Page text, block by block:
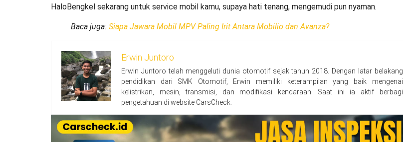
HaloBengkel sekarang untuk service mobil kamu, supaya hati tenang, mengemudi pun nyaman.
Baca juga: Siapa Jawara Mobil MPV Paling Irit Antara Mobilio dan Avanza?
Erwin Juntoro
Erwin Juntoro telah menggeluti dunia otomotif sejak tahun 2018. Dengan latar belakang
pendidikan dari SMK Otomotif, Erwin memiliki keterampilan yang baik mengenai
kelistrikan, mesin, transmisi, dan modifikasi kendaraan. Saat ini ia aktif berbagi
pengetahuan di website CarsCheck.